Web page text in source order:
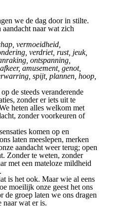
we de dag door in stilte.
naar wat zich
vermoeidheid,
verdriet, rust, jeuk,
ontspanning,
amusement, genot,
spijt, plannen, hoop,
de steeds veranderende
zonder er iets uit te
heten alles welkom met
zonder voorkeuren of
komen op en
laten meeslepen, merken
aandacht weer terug; open
Zonder te weten, zonder
met een mateloze mildheid
is het ook. Maar wie al eens
moeilijk onze geest het ons
de groep laten we ons dragen
naar wat er is.